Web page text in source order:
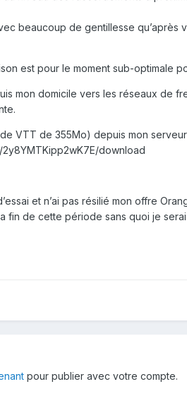
beaucoup de gentillesse
est pour le moment sub-optimale
mon domicile vers les réseaux de
VTT de 355Mo) depuis mon
download
et n’ai pas résilié mon offre
fin de cette période sans quoi je
pour publier avec votre compte.